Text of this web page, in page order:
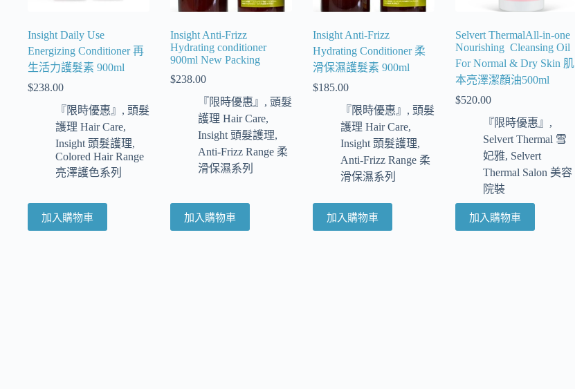
Insight Daily Use
Energizing Conditioner 再
生活力護髮素 900ml
$238.00
『限時優惠』 , 頭髮
護理 Hair Care,
Insight 頭髮護理,
Colored Hair Range
亮澤護色系列
加入購物車
Insight Anti-Frizz
Hydrating conditioner
900ml New Packing
$238.00
『限時優惠』 , 頭髮
護理 Hair Care,
Insight 頭髮護理,
Anti-Frizz Range 柔
滑保濕系列
加入購物車
Insight Anti-Frizz
Hydrating Conditioner 柔
滑保濕護髮素 900ml
$185.00
『限時優惠』 , 頭髮
護理 Hair Care,
Insight 頭髮護理,
Anti-Frizz Range 柔
滑保濕系列
加入購物車
Selvert ThermalAll-in-one
Nourishing Cleansing Oil
For Normal & Dry Skin 肌
本亮澤潔顏油500ml
$520.00
『限時優惠』 ,
Selvert Thermal 雪
妃雅, Selvert
Thermal Salon 美容
院裝
加入購物車